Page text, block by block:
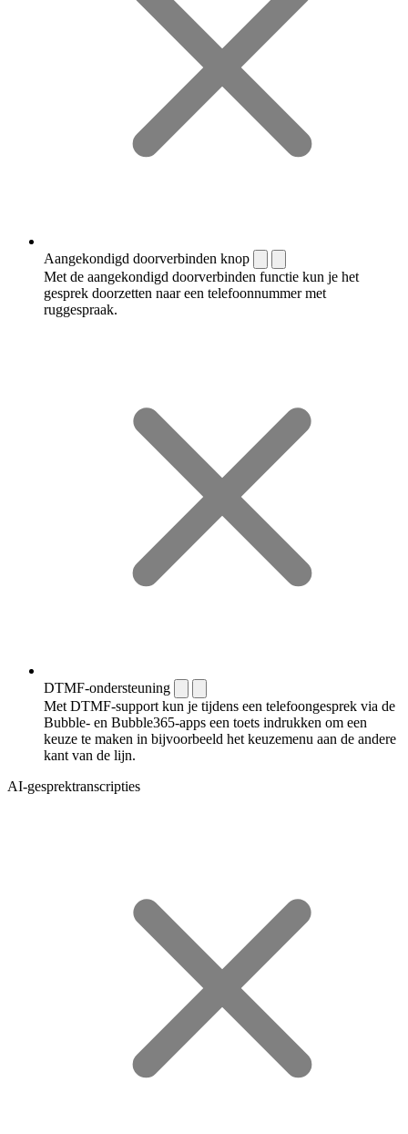
Aangekondigd doorverbinden knop
Met de aangekondigd doorverbinden functie kun je het
gesprek doorzetten naar een telefoonnummer met
ruggespraak.
DTMF-ondersteuning
Met DTMF-support kun je tijdens een telefoongesprek via de
Bubble- en Bubble365-apps een toets indrukken om een
keuze te maken in bijvoorbeeld het keuzemenu aan de andere
kant van de lijn.
AI-gesprektranscripties